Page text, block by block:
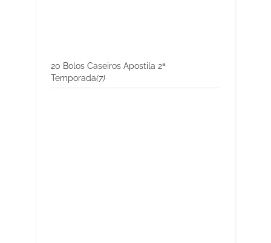
20 Bolos Caseiros Apostila 2ª
Temporada(7)